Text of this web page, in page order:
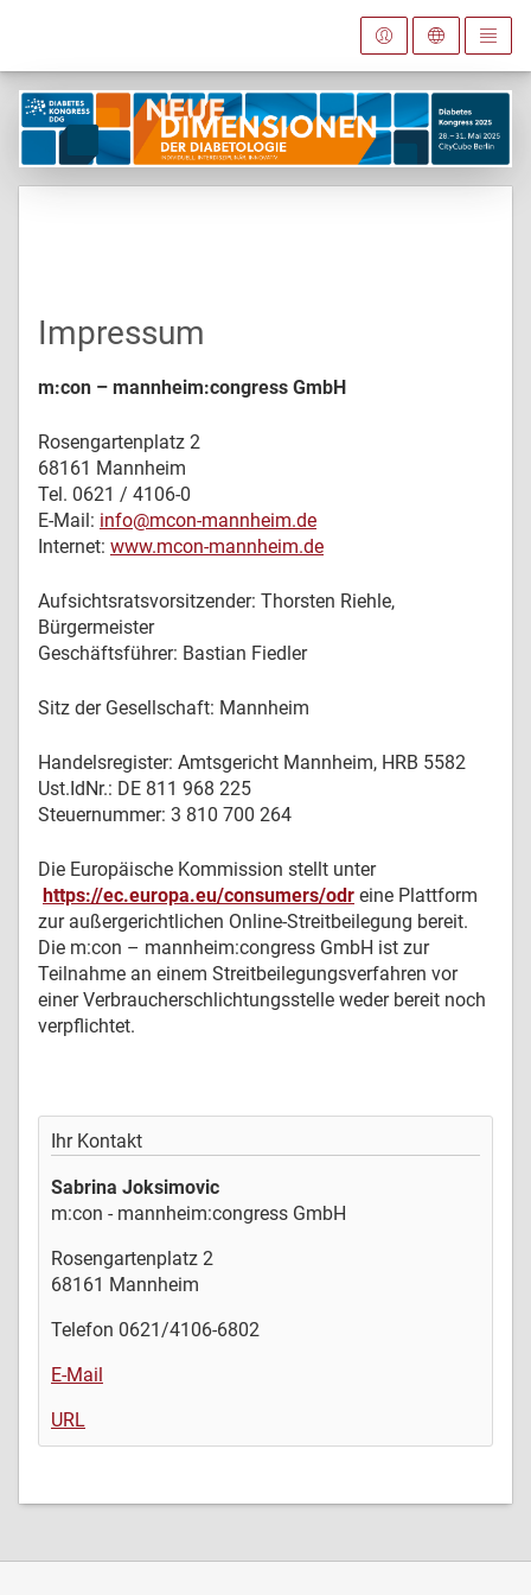
Ihr Kontakt
Sabrina Joksimovic
m:con - mannheim:congress GmbH
Rosengartenplatz 2
68161 Mannheim
Telefon 0621/4106-6802
E-Mail
URL
Impressum
m:con – mannheim:congress GmbH
Rosengartenplatz 2
68161 Mannheim
Tel. 0621 / 4106-0
E-Mail: info@mcon-mannheim.de
Internet: www.mcon-mannheim.de
Aufsichtsratsvorsitzender: Thorsten Riehle,
Bürgermeister
Geschäftsführer: Bastian Fiedler
Sitz der Gesellschaft: Mannheim
Handelsregister: Amtsgericht Mannheim, HRB 5582
Ust.IdNr.: DE 811 968 225
Steuernummer: 3 810 700 264
Die Europäische Kommission stellt unter
https://ec.europa.eu/consumers/odr eine Plattform
zur außergerichtlichen Online-Streitbeilegung bereit.
Die m:con – mannheim:congress GmbH ist zur
Teilnahme an einem Streitbeilegungsverfahren vor
einer Verbraucherschlichtungsstelle weder bereit noch
verpflichtet.